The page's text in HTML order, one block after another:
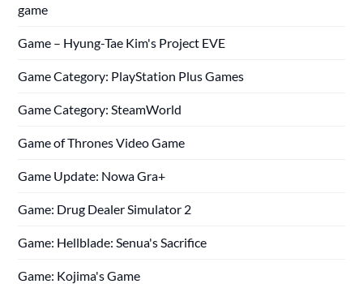
game
Game – Hyung-Tae Kim's Project EVE
Game Category: PlayStation Plus Games
Game Category: SteamWorld
Game of Thrones Video Game
Game Update: Nowa Gra+
Game: Drug Dealer Simulator 2
Game: Hellblade: Senua's Sacrifice
Game: Kojima's Game